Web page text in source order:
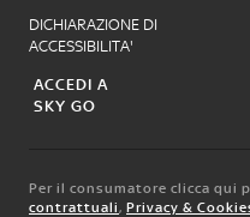
DICHIARAZIONE DI
ACCESSIBILITA'
ACCEDI A
SKY GO
Per il consumatore clicca qui
contrattuali, Privacy &